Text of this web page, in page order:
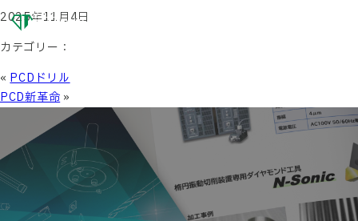
OSG
DIAMOND
2025年11月4日
カテゴリー：
« PCDドリル
PCD新革命 »